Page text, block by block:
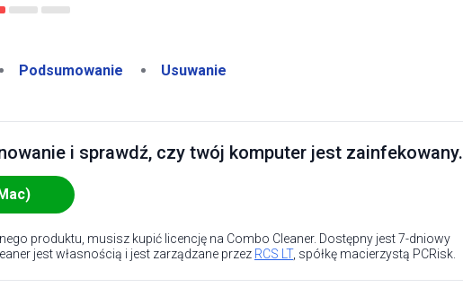
Podsumowanie Usuwanie
i sprawdź, czy twój komputer jest zainfekowany.
produktu, musisz kupić licencję na Combo Cleaner. Dostępny jest 7-dniowy
jest własnością i jest zarządzane przez RCS LT, spółkę macierzystą PCRisk.